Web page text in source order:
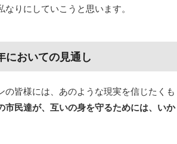
りにしていこうと思います。
においての見通し
皆様には、あのような現実を信じたくも
市民達が、互いの身を守るためには、いか